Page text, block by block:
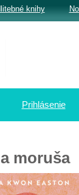
Prihlásenie
moruša
knihy